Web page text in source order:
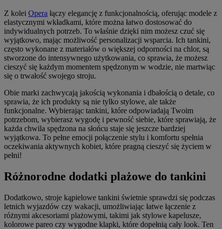
Z kolei Opera łączy elegancję z funkcjonalnością, oferując modele z
elastycznymi wkładkami, które można łatwo dostosować do
indywidualnych potrzeb. To właśnie dzięki nim możesz czuć się
wyjątkowo, mając możliwość personalizacji wsparcia. Ich tankini,
często wykonane z materiałów o większej odporności na chlor, są
stworzone do intensywnego użytkowania, co sprawia, że możesz
cieszyć się każdym momentem spędzonym w wodzie, nie martwiąc
się o trwałość swojego stroju.
Obie marki zachwycają jakością wykonania i dbałością o detale, co
sprawia, że ich produkty są nie tylko stylowe, ale także
funkcjonalne. Wybierając tankini, które odpowiadają Twoim
potrzebom, wybierasz wygodę i pewność siebie, które sprawiają, że
każda chwila spędzona na słońcu staje się jeszcze bardziej
wyjątkowa. To pełne emocji połączenie stylu i komfortu spełnia
oczekiwania aktywnych kobiet, które pragną cieszyć się życiem w
pełni!
Różnorodne dodatki plażowe do tankini
Dodatkowo, stroje kąpielowe tankini świetnie sprawdzi się podczas
letnich wyjazdów czy wakacji, umożliwiając łatwe łączenie z
różnymi akcesoriami plażowymi, takimi jak stylowe kapelusze,
kolorowe pareo czy wygodne klapki, które dopełnią cały look. Ten